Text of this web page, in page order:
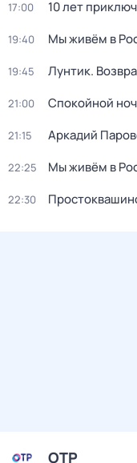
17:00 10 лет
19:40 Мы живём в
19:45 Лунтик.
21:00 Спокойной
21:15 Аркадий
22:25 Мы живём в
22:30
ОТР